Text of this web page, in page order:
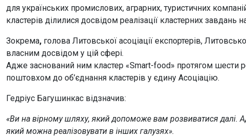
для українських промислових, аграрних, туристичних
кластерів ділилися досвідом реалізації кластерних завдань
Зокрема, голова Литовської асоціації експортерів,
власним досвідом у цій сфері.
Адже заснований ним кластер «Smart-food» протягом шести
поштовхом до об’єднання кластерів у єдину Асоціацію.
Гедріус Багушинкас відзначив:
«Ви на вірному шляху, який допоможе вам розвиватися далі.
який можна реалізовувати в інших галузях».